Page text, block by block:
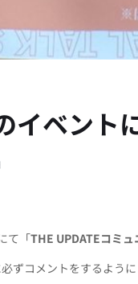
ベント
て「THE UPDATEコミュ
ずコメントをするよう